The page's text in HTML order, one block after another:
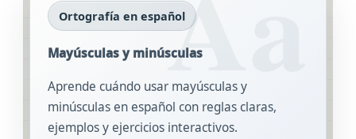
Ortografía en español
Mayúsculas y minúsculas
Aprende cuándo usar mayúsculas y
minúsculas en español con reglas claras,
ejemplos y ejercicios interactivos.